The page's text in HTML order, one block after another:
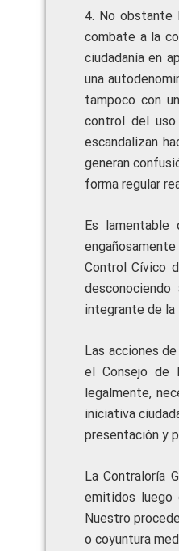
4. No obstante
combate a la
ciudadanía en
una
tampoco con
control del
escandalizan
generan
forma regular
Es lamentable
Control Cívico
integrante de la
Las acciones
el Consejo de
legalmente,
iniciativa
presentación y
La Contraloría
emitidos luego
Nuestro
o coyuntura